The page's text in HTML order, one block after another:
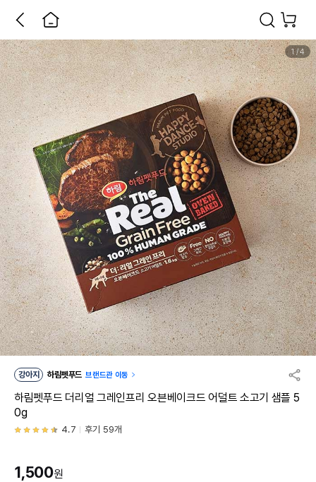
1/4
강아지 하림펫푸드 브랜드관 이동
하림펫푸드 더리얼 그레인프리 오븐베이크드 어덜트 소고기 샘플 5
0g
4.7 후기 59개
1,500원